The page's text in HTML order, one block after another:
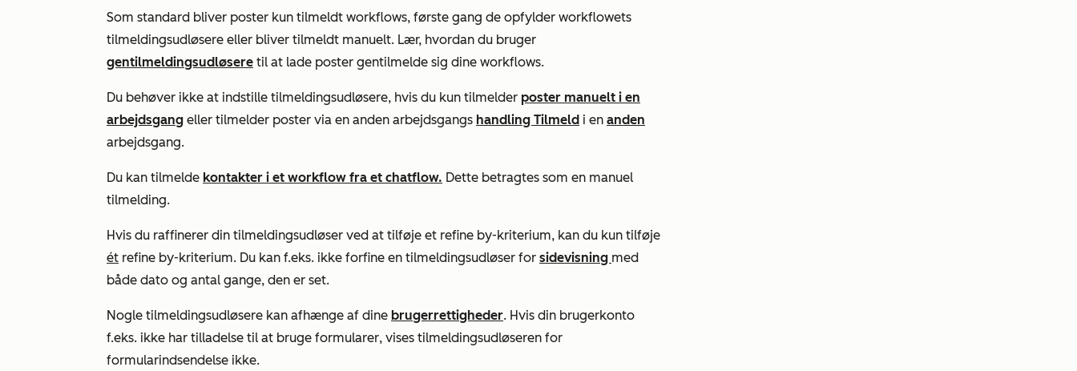
Som standard bliver poster kun tilmeldt workflows, første gang de opfylder workflowets
tilmeldingsudløsere eller bliver tilmeldt manuelt. Lær, hvordan du bruger
gentilmeldingsudløsere til at lade poster gentilmelde sig dine workflows.
Du behøver ikke at indstille tilmeldingsudløsere, hvis du kun tilmelder poster manuelt i en
arbejdsgang eller tilmelder poster via en anden arbejdsgangs handling Tilmeld i en anden
arbejdsgang.
Du kan tilmelde kontakter i et workflow fra et chatflow. Dette betragtes som en manuel
tilmelding.
Hvis du raffinerer din tilmeldingsudløser ved at tilføje et refine by-kriterium, kan du kun tilføje
ét refine by-kriterium. Du kan f.eks. ikke forfine en tilmeldingsudløser for sidevisning med
både dato og antal gange, den er set.
Nogle tilmeldingsudløsere kan afhænge af dine brugerrettigheder. Hvis din brugerkonto
f.eks. ikke har tilladelse til at bruge formularer, vises tilmeldingsudløseren for
formularindsendelse ikke.